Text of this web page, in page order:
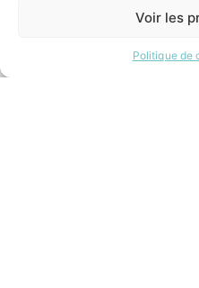
Voir les
Politique de
Politique de confidentialité